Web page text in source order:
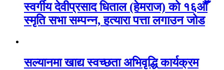
स्वर्गीय देवीप्रसाद धिताल (हेमराज) को १६औँ
स्मृति सभा सम्पन्न, हत्यारा पत्ता लगाउन जोड
सल्यानमा खाद्य स्वच्छता अभिवृद्धि कार्यक्रम